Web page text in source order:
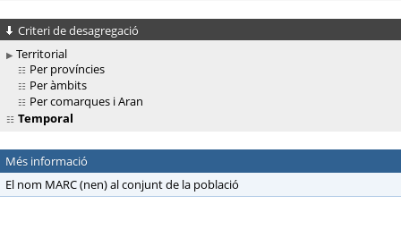
Criteri de desagregació
Territorial
Per províncies
Per àmbits
Per comarques i Aran
Temporal
Més informació
El nom MARC (nen) al conjunt de la població